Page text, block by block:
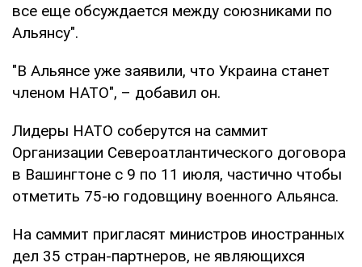
все еще обсуждается между союзниками по
Альянсу".
"В Альянсе уже заявили, что Украина станет
членом НАТО", – добавил он.
Лидеры НАТО соберутся на саммит
Организации Североатлантического договора
в Вашингтоне с 9 по 11 июля, частично чтобы
отметить 75-ю годовщину военного Альянса.
На саммит пригласят министров иностранных
дел 35 стран-партнеров, не являющихся